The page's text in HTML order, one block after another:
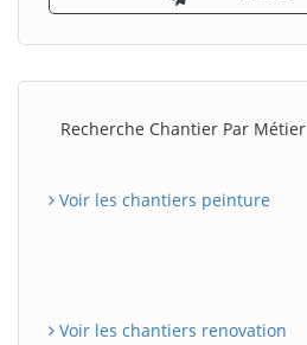
Recherche Chantier Par Métier
Voir les chantiers peinture
Voir les chantiers renovation